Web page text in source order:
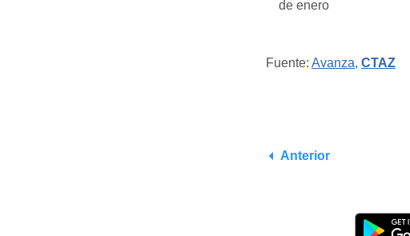
de enero
Fuente: Avanza, CTAZ
Anterior